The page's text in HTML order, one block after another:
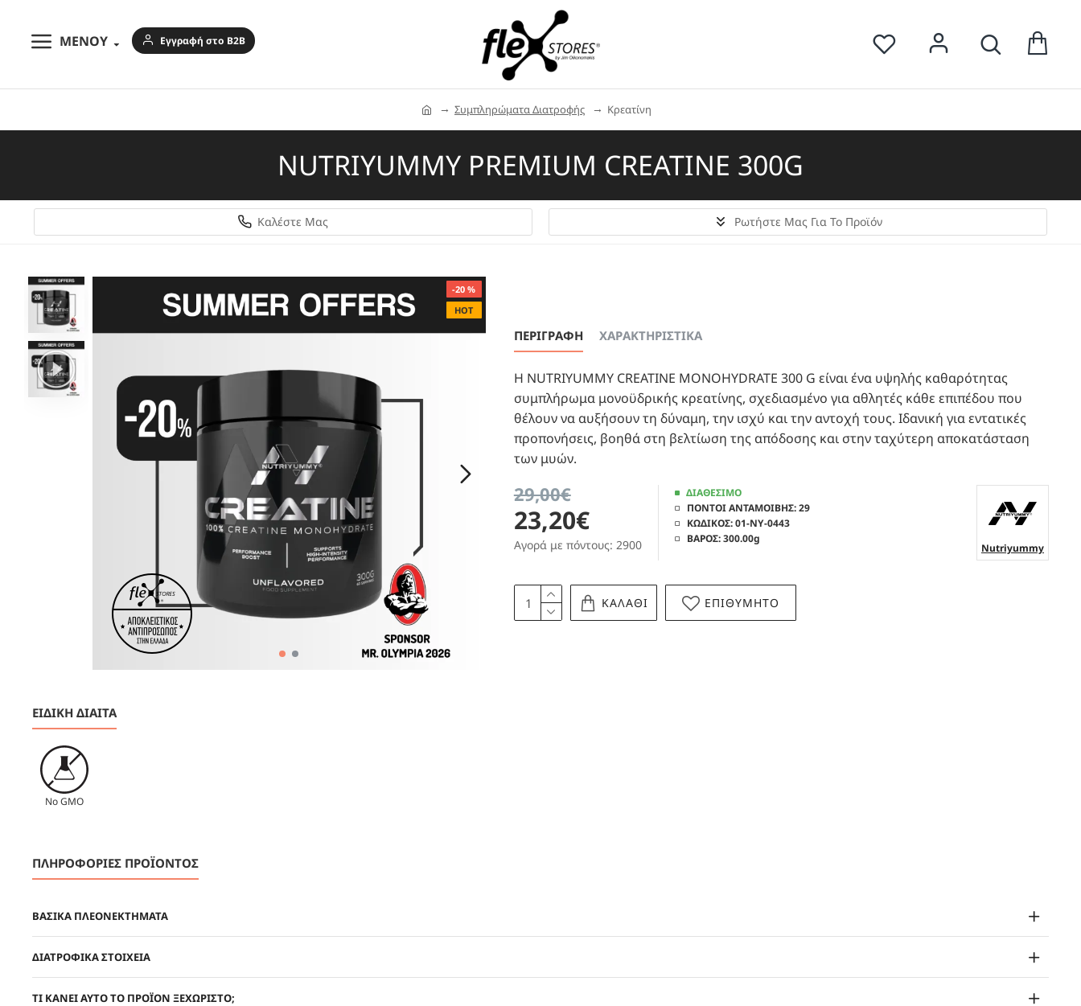
ΜΕΝΟΥ Εγγραφή στο B2B
Συμπληρώματα Διατροφής Κρεατίνη
NUTRIYUMMY PREMIUM CREATINE 300G
Καλέστε Μας Ρωτήστε Μας Για Το Προϊόν
HOT
-20 %
ΠΕΡΙΓΡΑΦΗ ΧΑΡΑΚΤΗΡΙΣΤΙΚΑ
Η NUTRIYUMMY CREATINE MONOHYDRATE 300 G είναι ένα υψηλής καθαρότητας
συμπλήρωμα μονοϋδρικής κρεατίνης, σχεδιασμένο για αθλητές κάθε επιπέδου που
θέλουν να αυξήσουν τη δύναμη, την ισχύ και την αντοχή τους. Ιδανική για εντατικές
προπονήσεις, βοηθά στη βελτίωση της απόδοσης και στην ταχύτερη αποκατάσταση
των μυών.
23,20€
29,00€
Αγορά με πόντους: 2900
ΔΙΑΘΕΣΙΜΟ
ΠΟΝΤΟΙ ΑΝΤΑΜΟΙΒΗΣ:29
ΚΩΔΙΚΟΣ:01-NY-0443
ΒΑΡΟΣ:300.00g
Nutriyummy
ΚΑΛΑΘΙ ΕΠΙΘΥΜΗΤΟ
ΕΙΔΙΚΗ ΔΙΑΙΤΑ
No GMO
ΠΛΗΡΟΦΟΡΙΕΣ ΠΡΟΪΟΝΤΟΣ
ΒΑΣΙΚΑ ΠΛΕΟΝΕΚΤΗΜΑΤΑ
ΔΙΑΤΡΟΦΙΚΑ ΣΤΟΙΧΕΙΑ
ΤΙ ΚΑΝΕΙ ΑΥΤΟ ΤΟ ΠΡΟΪΟΝ ΞΕΧΩΡΙΣΤΟ;